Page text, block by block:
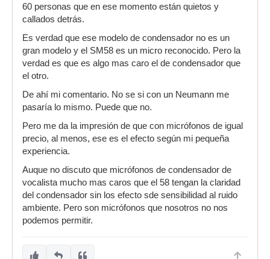
60 personas que en ese momento están quietos y
callados detrás.
Es verdad que ese modelo de condensador no es un
gran modelo y el SM58 es un micro reconocido. Pero la
verdad es que es algo mas caro el de condensador que
el otro.
De ahí mi comentario. No se si con un Neumann me
pasaría lo mismo. Puede que no.
Pero me da la impresión de que con micrófonos de igual
precio, al menos, ese es el efecto según mi pequeña
experiencia.
Auque no discuto que micrófonos de condensador de
vocalista mucho mas caros que el 58 tengan la claridad
del condensador sin los efecto sde sensibilidad al ruido
ambiente. Pero son micrófonos que nosotros no nos
podemos permitir.